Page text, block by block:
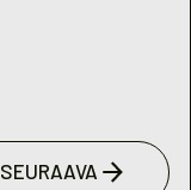
SEURAAVA